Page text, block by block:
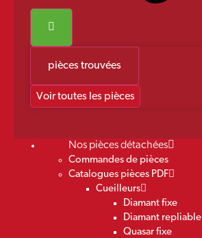
pièces trouvées
Voir toutes les pièces
Nos pièces détachées
Commandes de pièces
Catalogues pièces PDF
Cueilleurs
Diamant fixe
Diamant repliable
Quasar fixe